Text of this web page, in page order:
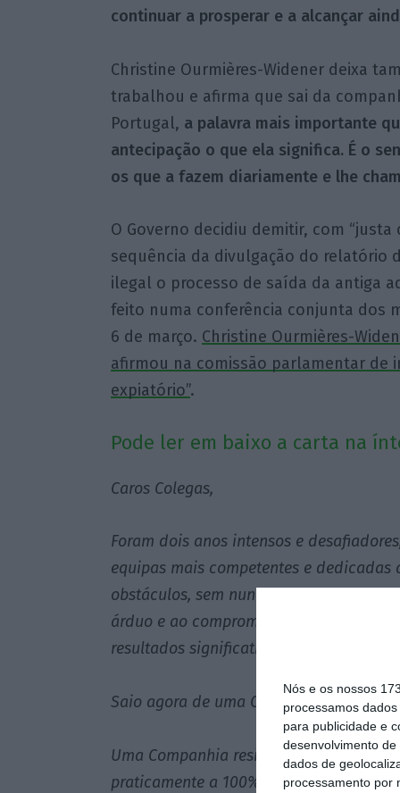
Nós e os nossos
processamos
para publicidade e
desenvolvimento de
dados de
processamento por
continuar a prosperar e a alcançar
Christine Ourmières-Widener deixa
trabalhou e afirma que sai da
Portugal, a palavra mais importante
antecipação o que ela significa. É o
os que a fazem diariamente e lhe
O Governo decidiu demitir, com “justa
sequência da divulgação do relatório
ilegal o processo de saída da antiga
feito numa conferência conjunta dos
6 de março. Christine Ourmières-
afirmou na comissão parlamentar de
expiatório”.
Pode ler em baixo a carta na
Caros Colegas,
Foram dois anos intensos e
equipas mais competentes e
obstáculos, sem nunca perder a
árduo e ao compromisso de todos,
resultados significativos.
Saio agora de uma Companhia
Uma Companhia resiliente, que
praticamente a 100% a sua atividade.